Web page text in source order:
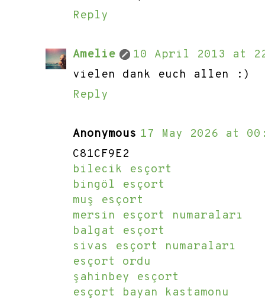
Reply
Amelie
10 April 2013 at
vielen dank euch allen :)
Reply
Anonymous 17 May 2026 at
C81CF9E2
bilecik esçort
bingöl esçort
muş esçort
mersin esçort numaraları
balgat esçort
sivas esçort numaraları
esçort ordu
şahinbey esçort
esçort bayan kastamonu